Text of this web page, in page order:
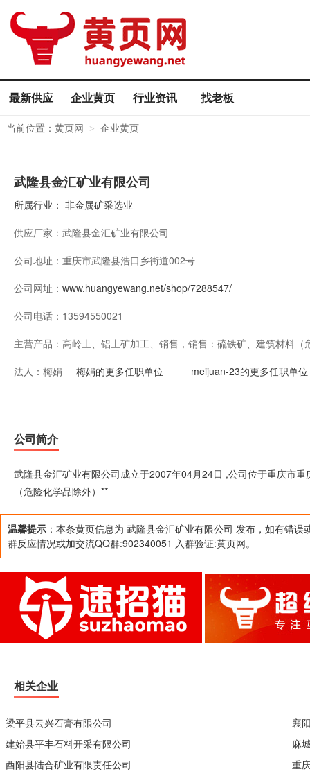
最新供应 企业黄页 行业资讯 找老板
当前位置： 黄页网 > 企业黄页
武隆县金汇矿业有限公司
所属行业： 非金属矿采选业
供应厂家： 武隆县金汇矿业有限公司
公司地址： 重庆市武隆县浩口乡街道002号
公司网址： www.huangyewang.net/shop/7288547/
公司电话： 13594550021
主营产品： 高岭土、铝土矿加工、销售，销售：硫铁矿、建筑材料（
法人： 梅娟 梅娟的更多任职单位 meijuan-23的更多任职单位
公司简介
武隆县金汇矿业有限公司成立于2007年04月24日 ,公司位于重庆市
（危险化学品除外）**
温馨提示 ：本条黄页信息为 武隆县金汇矿业有限公司 发布，如有错误
群反应情况或加交流QQ群:902340051 入群验证:黄页网。
相关企业
梁平县云兴石膏有限公司
建始县平丰石料开采有限公司
酉阳县陆合矿业有限责任公司
襄
麻
重